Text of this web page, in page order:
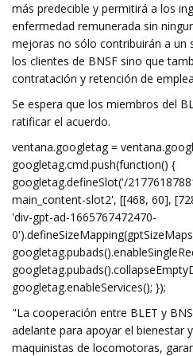
más predecible y permitirá a los
enfermedad remunerada sin
mejoras no sólo contribuirán a un
los clientes de BNSF sino que
contratación y retención de
Se espera que los miembros del
ratificar el acuerdo.
ventana.googletag =
googletag.cmd.push(function() {
googletag.defineSlot('/
main_content-slot2', [[468, 60],
'div-gpt-ad-1665767472470-
googletag.enableServices(); });
"La cooperación entre BLET y
adelante para apoyar el bienestar
maquinistas de locomotoras,